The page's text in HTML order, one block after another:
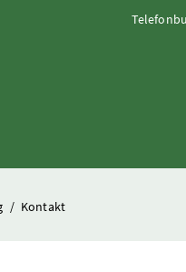
/ Kontakt
für Land- und Forstwirtschaft,
Ministeriums